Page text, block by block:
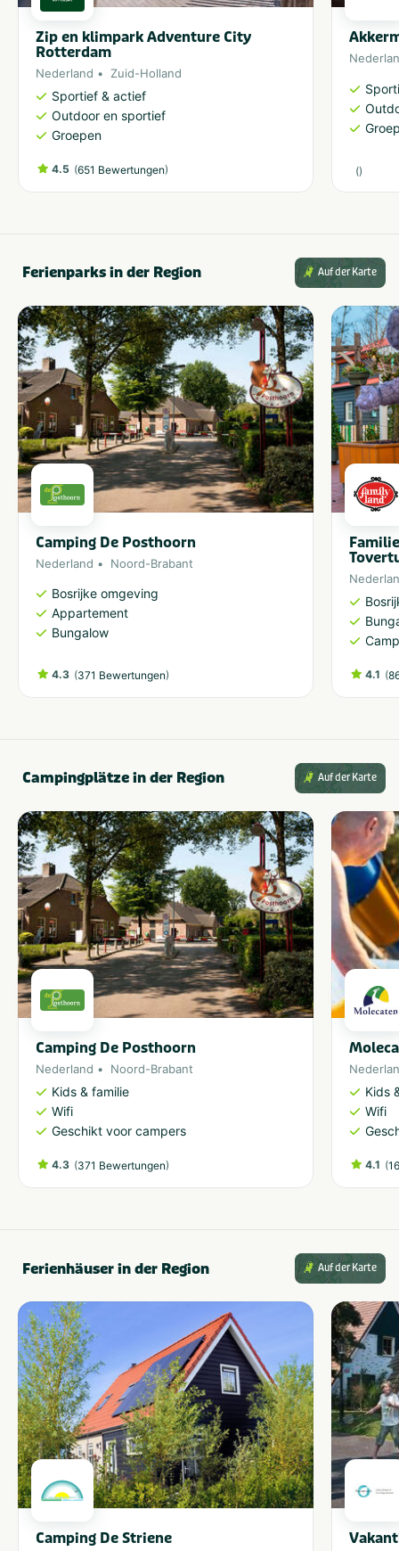
Zip en klimpark Adventure City
Rotterdam
Nederland Zuid-Holland
Sportief & actief
Outdoor en sportief
Groepen
4.5 (651 Bewertungen) ()
Ferienparks in der Region Auf der Karte
Camping De Posthoorn
Nederland Noord-Brabant
Bosrijke omgeving
Appartement
Bungalow
4.3 (371 Bewertungen) 4.1 (
Campingplätze in der Region Auf der Karte
Camping De Posthoorn
Nederland Noord-Brabant
Kids & familie
Wifi
Geschikt voor campers
4.3 (371 Bewertungen)
Kids
Wifi
4.1 (
Ferienhäuser in der Region Auf der Karte
Camping De Striene